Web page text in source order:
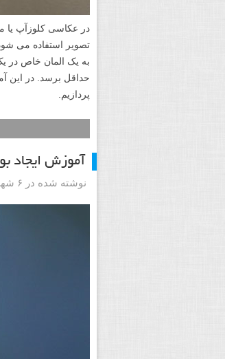
تصویر استفاده می
به یک المان خاص در
حداقل برسد. در این
پردازیم.
آموزش ایجاد
نوشته شده در ۶ شهریور ۱۳۹۷